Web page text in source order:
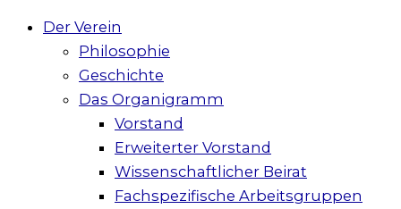
Der Verein
Philosophie
Geschichte
Das Organigramm
Vorstand
Erweiterter Vorstand
Wissenschaftlicher Beirat
Fachspezifische Arbeitsgruppen